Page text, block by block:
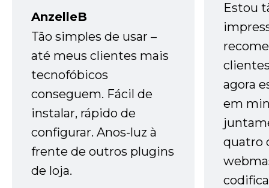
AnzelleB
Tão simples de usar –
até meus clientes mais
tecnofóbicos
conseguem. Fácil de
instalar, rápido de
configurar. Anos-luz à
frente de outros plugins
de loja.
Estou
agora
em
quatro